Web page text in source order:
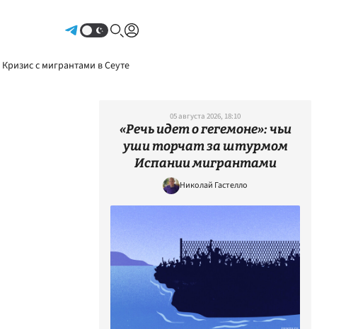
Кризис с мигрантами в Сеуте
05 августа 2026, 18:10
«Речь идет о гегемоне»: чьи
уши торчат за штурмом
Испании мигрантами
Николай Гастелло